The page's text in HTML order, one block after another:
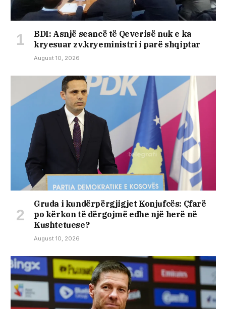
BDI: Asnjë seancë të Qeverisë nuk e ka
kryesuar zv.kryeministri i parë shqiptar
August 10, 2026
Gruda i kundërpërgjigjet Konjufcës: Çfarë
po kërkon të dërgojmë edhe një herë në
Kushtetuese?
August 10, 2026